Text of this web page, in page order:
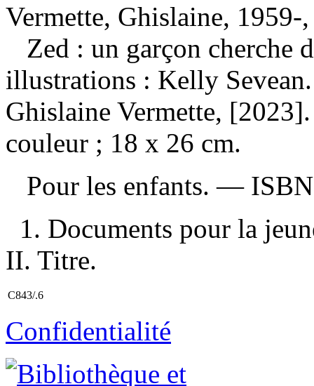
Vermette, Ghislaine, 1959-
Zed : un garçon cherche
illustrations : Kelly
Ghislaine Vermette,
couleur ; 18 x 26 cm.
Pour les enfants. —
1. Documents pour la
II. Titre.
C843/.6
Confidentialité